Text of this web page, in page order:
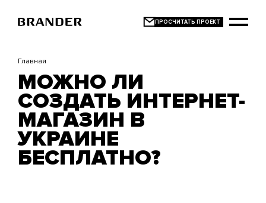
основному
Главная
МОЖНО ЛИ
СОЗДАТЬ ИНТЕРНЕТ-
МАГАЗИН В
УКРАИНЕ
БЕСПЛАТНО?